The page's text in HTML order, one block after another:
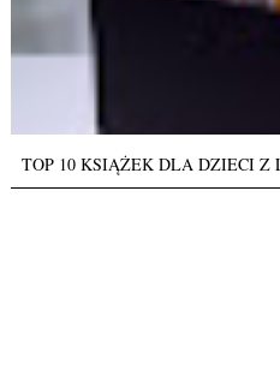
TOP 10 KSIĄŻEK DLA DZIECI Z